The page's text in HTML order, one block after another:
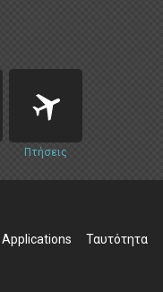
Πτήσεις
Applications
Ταυτότητα